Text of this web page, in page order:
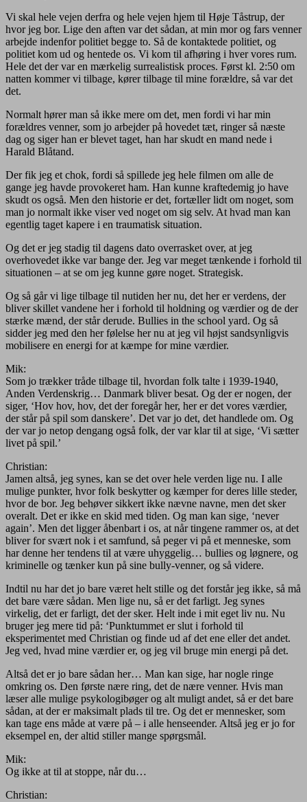
Vi skal hele vejen derfra og hele vejen hjem til Høje Tåstrup, der
hvor jeg bor. Lige den aften var det sådan, at min mor og fars venner
arbejde indenfor politiet begge to. Så de kontaktede politiet, og
politiet kom ud og hentede os. Vi kom til afhøring i hver vores rum.
Hele det der var en mærkelig surrealistisk proces. Først kl. 2:50 om
natten kommer vi tilbage, kører tilbage til mine forældre, så var det
det.
Normalt hører man så ikke mere om det, men fordi vi har min
forældres venner, som jo arbejder på hovedet tæt, ringer så næste
dag og siger han er blevet taget, han har skudt en mand nede i
Harald Blåtand.
Der fik jeg et chok, fordi så spillede jeg hele filmen om alle de
gange jeg havde provokeret ham. Han kunne kraftedemig jo have
skudt os også. Men den historie er det, fortæller lidt om noget, som
man jo normalt ikke viser ved noget om sig selv. At hvad man kan
egentlig taget kapere i en traumatisk situation.
Og det er jeg stadig til dagens dato overrasket over, at jeg
overhovedet ikke var bange der. Jeg var meget tænkende i forhold til
situationen – at se om jeg kunne gøre noget. Strategisk.
Og så går vi lige tilbage til nutiden her nu, det her er verdens, der
bliver skillet vandene her i forhold til holdning og værdier og de der
stærke mænd, der står derude. Bullies in the school yard. Og så
sidder jeg med den her følelse her nu at jeg vil højst sandsynligvis
mobilisere en energi for at kæmpe for mine værdier.
Mik:
Som jo trækker tråde tilbage til, hvordan folk talte i 1939-1940,
Anden Verdenskrig… Danmark bliver besat. Og der er nogen, der
siger, ‘Hov hov, hov, det der foregår her, her er det vores værdier,
der står på spil som danskere’. Det var jo det, det handlede om. Og
der var jo netop dengang også folk, der var klar til at sige, ‘Vi sætter
livet på spil.’
Christian:
Jamen altså, jeg synes, kan se det over hele verden lige nu. I alle
mulige punkter, hvor folk beskytter og kæmper for deres lille steder,
hvor de bor. Jeg behøver sikkert ikke nævne navne, men det sker
overalt. Det er ikke en skid med tiden. Og man kan sige, ‘never
again’. Men det ligger åbenbart i os, at når tingene rammer os, at det
bliver for svært nok i et samfund, så peger vi på et menneske, som
har denne her tendens til at være uhyggelig… bullies og løgnere, og
kriminelle og tænker kun på sine bully-venner, og så videre.
Indtil nu har det jo bare været helt stille og det forstår jeg ikke, så må
det bare være sådan. Men lige nu, så er det farligt. Jeg synes
virkelig, det er farligt, det der sker. Helt inde i mit eget liv nu. Nu
bruger jeg mere tid på: ‘Punktummet er slut i forhold til
eksperimentet med Christian og finde ud af det ene eller det andet.
Jeg ved, hvad mine værdier er, og jeg vil bruge min energi på det.
Altså det er jo bare sådan her… Man kan sige, har nogle ringe
omkring os. Den første nære ring, det de nære venner. Hvis man
læser alle mulige psykologibøger og alt muligt andet, så er det bare
sådan, at der er maksimalt plads til tre. Og det er mennesker, som
kan tage ens måde at være på – i alle henseender. Altså jeg er jo for
eksempel en, der altid stiller mange spørgsmål.
Mik:
Og ikke at til at stoppe, når du…
Christian: